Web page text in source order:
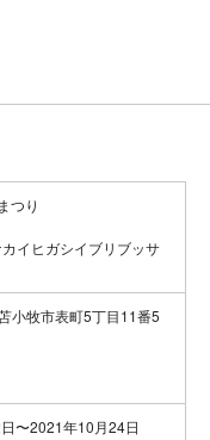
つり
イヒガシイブリブッサ
小牧市表町5丁目11番5
〜2021年10月24日